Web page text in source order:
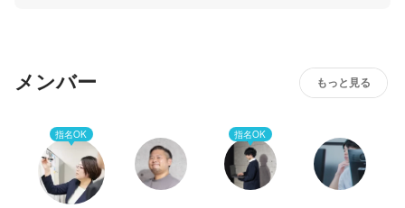
メンバー もっと見る
指名OK 指名OK